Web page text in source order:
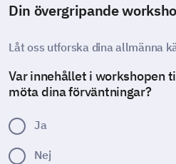
Din övergripande
Låt oss utforska dina allmänna
Var innehållet i workshopen
möta dina förväntningar?
Ja
Nej